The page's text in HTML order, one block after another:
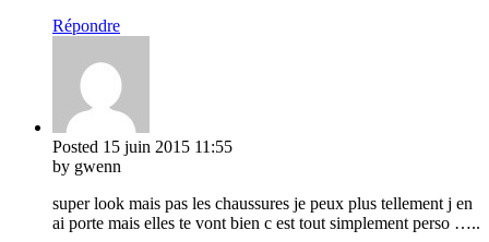
Répondre
Posted 15 juin 2015 11:55
by gwenn
super look mais pas les chaussures je peux plus tellement j en
ai porte mais elles te vont bien c est tout simplement perso …..